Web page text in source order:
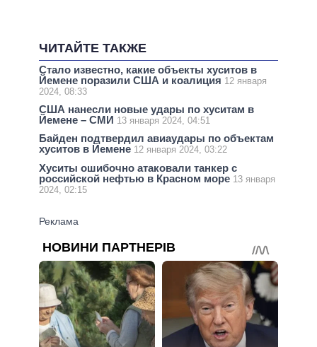
ЧИТАЙТЕ ТАКЖЕ
Стало известно, какие объекты хуситов в
Йемене поразили США и коалиция 12 января
2024, 08:33
США нанесли новые удары по хуситам в
Йемене – СМИ 13 января 2024, 04:51
Байден подтвердил авиаудары по объектам
хуситов в Йемене 12 января 2024, 03:22
Хуситы ошибочно атаковали танкер с
российской нефтью в Красном море 13 января
2024, 02:15